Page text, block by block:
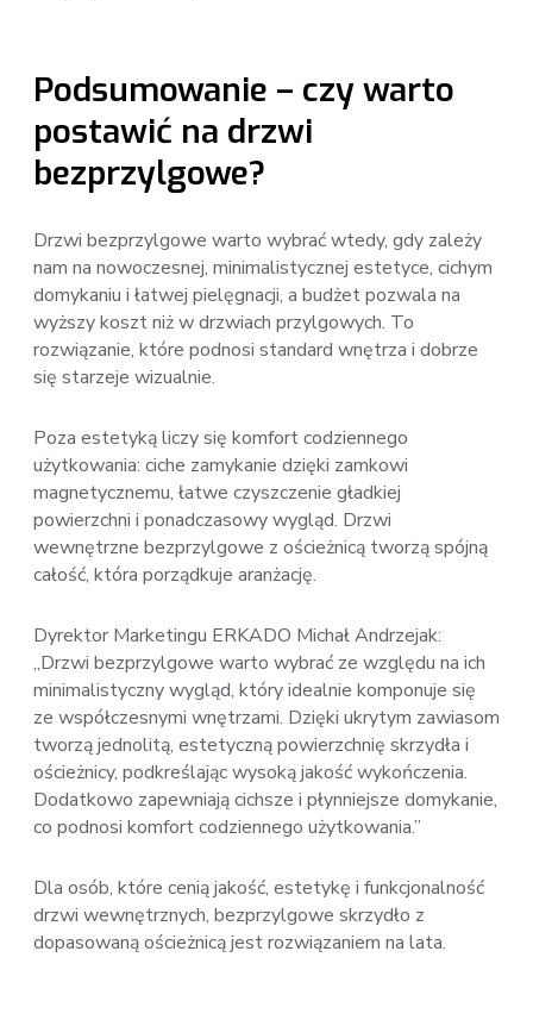
Podsumowanie – czy warto
postawić na drzwi
bezprzylgowe?
Drzwi bezprzylgowe warto wybrać wtedy, gdy zależy
nam na nowoczesnej, minimalistycznej estetyce, cichym
domykaniu i łatwej pielęgnacji, a budżet pozwala na
wyższy koszt niż w drzwiach przylgowych. To
rozwiązanie, które podnosi standard wnętrza i dobrze
się starzeje wizualnie.
Poza estetyką liczy się komfort codziennego
użytkowania: ciche zamykanie dzięki zamkowi
magnetycznemu, łatwe czyszczenie gładkiej
powierzchni i ponadczasowy wygląd. Drzwi
wewnętrzne bezprzylgowe z ościeżnicą tworzą spójną
całość, która porządkuje aranżację.
Dyrektor Marketingu ERKADO Michał Andrzejak:
„Drzwi bezprzylgowe warto wybrać ze względu na ich
minimalistyczny wygląd, który idealnie komponuje się
ze współczesnymi wnętrzami. Dzięki ukrytym zawiasom
tworzą jednolitą, estetyczną powierzchnię skrzydła i
ościeżnicy, podkreślając wysoką jakość wykończenia.
Dodatkowo zapewniają cichsze i płynniejsze domykanie,
co podnosi komfort codziennego użytkowania.”
Dla osób, które cenią jakość, estetykę i funkcjonalność
drzwi wewnętrznych, bezprzylgowe skrzydło z
dopasowaną ościeżnicą jest rozwiązaniem na lata.